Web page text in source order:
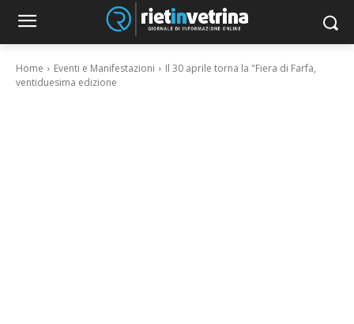
Home Eventi e Manifestazioni
Il 30 aprile torna la "Fiera di Farfa,
ventiduesima edizione